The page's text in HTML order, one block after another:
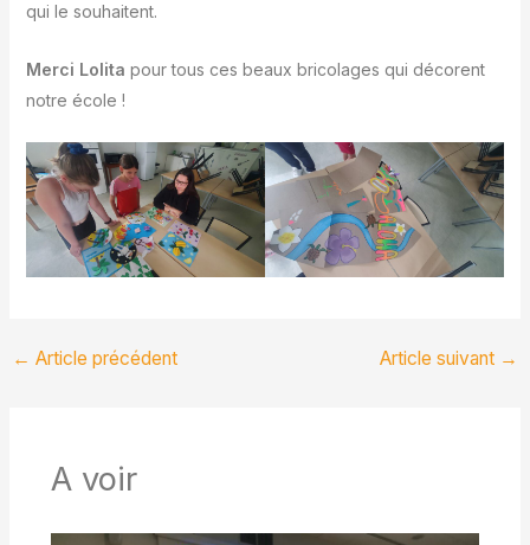
qui le souhaitent.
Merci Lolita pour tous ces beaux bricolages qui décorent
notre école !
← Article précédent Article suivant →
A voir